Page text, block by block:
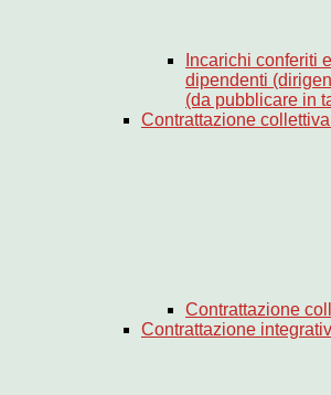
Incarichi conferiti
dipendenti
(da pubblicare in
Contrattazione collettiva
Contrattazione
Contrattazione